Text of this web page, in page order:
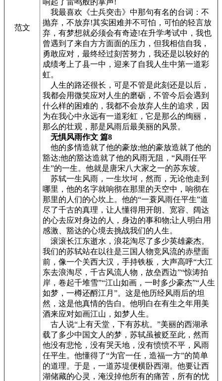
范文
响起了雷鸣般的掌声!
我最喜欢《士兵突击》中那句有名的台词：不
抛弃，不放弃!其实困难并不可怕，可怕的轻言放
弃，有梦想就必须会有奇迹!在升学考试中，我也
曾遇到了来自方方面面的压力，但我相信自我，
勇敢应对，最终经过刻苦努力，我还是以较好的
成绩考上了县一中，迎来了自我人生中第一道彩
虹。
人生的路还很长，可是不管是此刻还是以后，
我都会用微笑应对人生的磨砺，不管今后会遇到
什么样的困难的，我都不会放弃人生的追求，因
为在我心中永远有一道彩虹，它是那么的绚丽，
那么的壮观，那是风雨后最美丽的风景。
无惧风雨作文 篇8
他的多情造就了他的豪放;他的豪放造就了他的
豁达;他的豁达造就了他的风雨无阻，“风雨任平
生”的一生。他就是唐宋八大家之一的苏东坡。
苏轼一生风雨，一生坎坷，然而，无论他走到
哪里，他的名字就响彻在那里的天空中，响彻在
那里的人们的心坎上。他的“一蓑风雨任平生”道
尽了千古的真理，让人懂得用开朗、宽容、阔达
的心去应对身边的人，身边的事和物;让人明白用
感激、豁达的心境去挑战我们的人生。
滚滚长江东逝水，浪花淘尽了多少英雄豪杰。
我们的苏轼站在以往是三国人物竞风流的赤壁面
前，像一个关西大汉，手持铁板，大声高呼“大江
东去浪淘尽，千古风流人物，故垒西边”“惊涛拍
岸，卷起千堆雪”“江山如画，一时多少豪杰”“人生
如梦，一樽还酹江月”。这是他历经风雨后的坦
然，这是他真情的告白。他明白在有生之年用美
酒来应对如画江山，如梦人生。
古人说“上有天堂，下有苏杭。”美丽的西湖承
载了多少中国文人的梦，苏轼虽被贬至此，然而
他没有悲怆，没有哭天地，没有愤愤不平，风雨
任平生。他懂得了“为官一任，造福一方”的简单
的道理。于是，一道苏堤便横卧西湖。他要让西
湖储藏的心灵，淹没掉他所有的痛苦，所有的忧